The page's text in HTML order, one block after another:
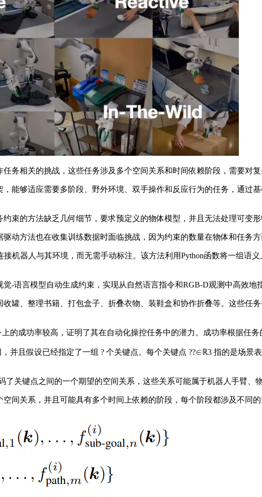
相关的挑战，这些任务涉及多个空间关系和时间依赖阶段，需要对复
够适应需要多阶段、野外环境、双手操作和反应行为的任务，通过
的方法缺乏几何细节，要求预定义的物体模型，并且无法处理可变形
方法也在收集训练数据时面临挑战，因为约束的数量在物体和任务方
器人与其环境，而无需手动标注。该方法利用Python函数将一组语
语言模型自动生成约束，实现从自然语言指令和RGB-D观测中高效地
、整理书籍、打包盒子、折叠衣物、装鞋盒和协作折叠等。这些任
成功率较高，证明了其在自动化操控任务中的潜力。成功率根据任务
且假设已经指定了一组 ? 个关键点。每个关键点 ??∈ℝ3 指的是场景
关键点之间的一个期望的空间关系，这些关系可能属于机器人手臂、物
关系，并且可能具有多个时间上依赖的阶段，每个阶段都涉及不同